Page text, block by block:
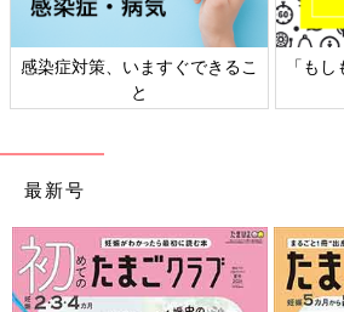
ちゃん・
日本外来小児科学会リーフレッ
最新号